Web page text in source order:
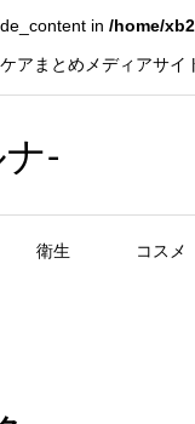
in /home/
アまとめメディアサイ
-
衛生 コスメ